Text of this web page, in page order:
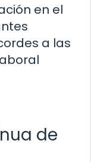
en el
a las
de